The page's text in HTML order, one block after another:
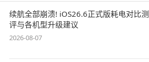
续航全部崩溃! iOS26.6正式版耗电对比测
评与各机型升级建议
2026-08-07